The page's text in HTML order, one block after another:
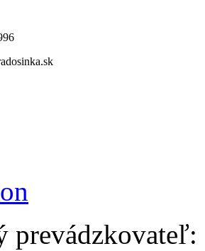
prevádzkovateľ: